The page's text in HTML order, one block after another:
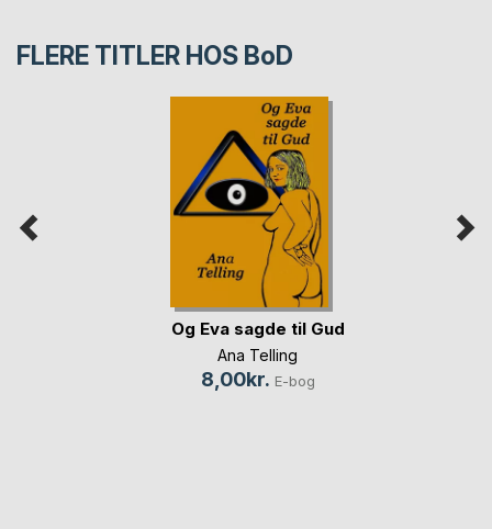
FLERE TITLER HOS BoD
Og Eva sagde til Gud
Ana Telling
8,00kr. E-bog